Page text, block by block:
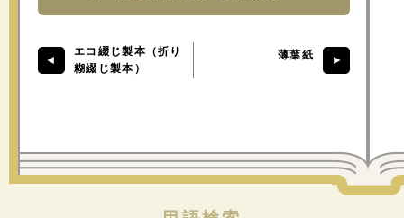
エコ綴じ製本（折り
糊綴じ製本）
薄葉紙